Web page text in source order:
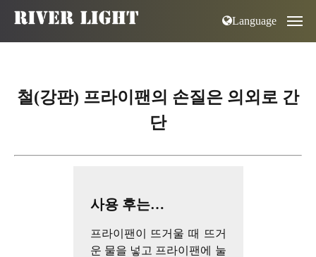
Language
철(강판) 프라이팬의 손질은 의외로 간
단
사용 후는…
프라이팬이 뜨거울 때 뜨거
운 물을 넣고 프라이팬에 눌